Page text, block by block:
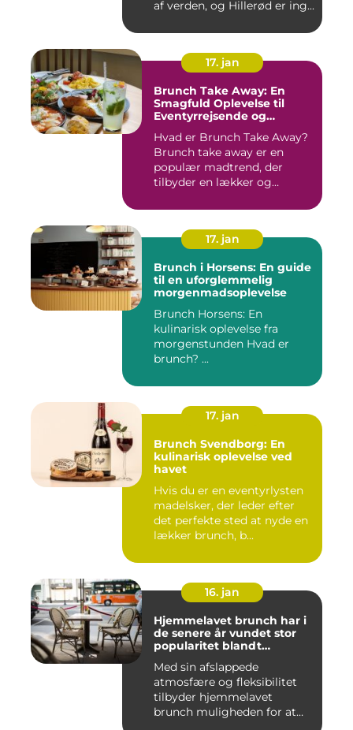
af verden, og Hillerød er ing...
17. jan
Brunch Take Away: En
Smagfuld Oplevelse til
Eventyrrejsende og
Hvad er Brunch Take Away?
Brunch take away er en
populær madtrend, der
tilbyder en lækker og
17. jan
Brunch i Horsens: En guide
til en uforglemmelig
morgenmadsoplevelse
Brunch Horsens: En
kulinarisk oplevelse fra
morgenstunden Hvad er
brunch? ...
17. jan
Brunch Svendborg: En
kulinarisk oplevelse ved
havet
Hvis du er en eventyrlysten
madelsker, der leder efter
det perfekte sted at nyde en
lækker brunch, b...
16. jan
Hjemmelavet brunch har i
de senere år vundet stor
popularitet blandt
backpackere, der ønsker at
nyde en behagelig og
velsmagende morgenmad
uden at skulle forlade
deres indkvartering
Med sin afslappede
atmosfære og fleksibilitet
tilbyder hjemmelavet
brunch muligheden for at